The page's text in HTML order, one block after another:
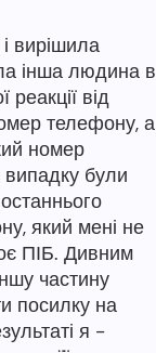
вирішила
інша людина в
від
телефону, а
номер
були
який мені не
ПІБ. Дивним
частину
посилку на
я -